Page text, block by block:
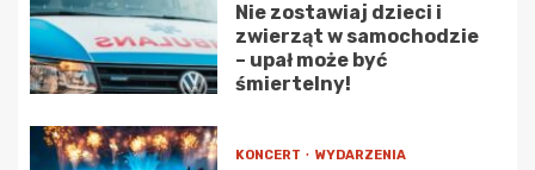
Nie zostawiaj dzieci i
zwierząt w samochodzie
– upał może być
śmiertelny!
KONCERT WYDARZENIA